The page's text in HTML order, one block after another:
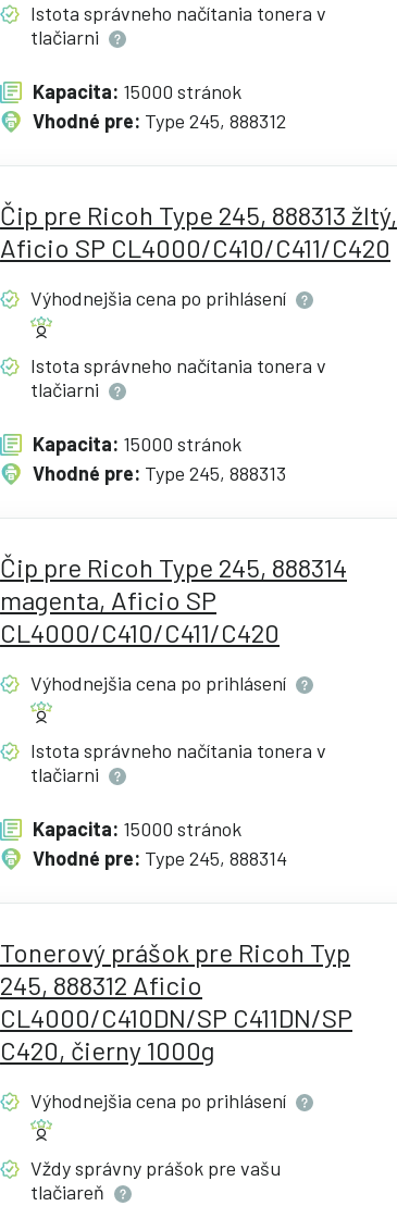
Istota správneho načítania tonera v
tlačiarni
Kapacita: 15000 stránok
Vhodné pre: Type 245, 888312
Čip pre Ricoh Type 245, 888313 žltý,
Aficio SP CL4000/C410/C411/C420
Výhodnejšia cena po prihlásení
Istota správneho načítania tonera v
tlačiarni
Kapacita: 15000 stránok
Vhodné pre: Type 245, 888313
Čip pre Ricoh Type 245, 888314
magenta, Aficio SP
CL4000/C410/C411/C420
Výhodnejšia cena po prihlásení
Istota správneho načítania tonera v
tlačiarni
Kapacita: 15000 stránok
Vhodné pre: Type 245, 888314
Tonerový prášok pre Ricoh Typ
245, 888312 Aficio
CL4000/C410DN/SP C411DN/SP
C420, čierny 1000g
Výhodnejšia cena po prihlásení
Vždy správny prášok pre vašu
tlačiareň